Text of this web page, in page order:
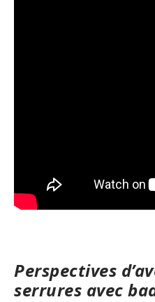
Perspectives
serrures avec